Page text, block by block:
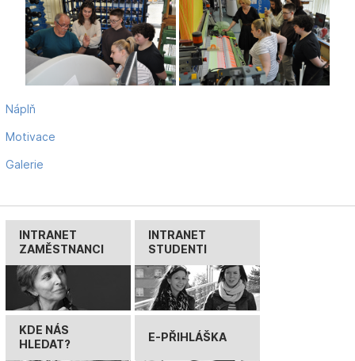
Náplň
Motivace
Galerie
INTRANET
ZAMĚSTNANCI
INTRANET
STUDENTI
KDE NÁS
HLEDAT?
E-PŘIHLÁŠKA